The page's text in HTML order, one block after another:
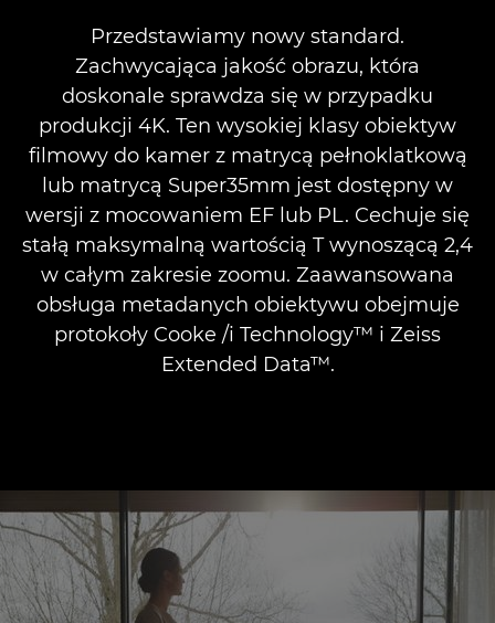
ELASTYCZNY ZAKRES ZOOMU
Przedstawiamy nowy standard.
Zachwycająca jakość obrazu, która
doskonale sprawdza się w przypadku
produkcji 4K. Ten wysokiej klasy obiektyw
filmowy do kamer z matrycą pełnoklatkową
lub matrycą Super35mm jest dostępny w
wersji z mocowaniem EF lub PL. Cechuje się
stałą maksymalną wartością T wynoszącą 2,4
w całym zakresie zoomu. Zaawansowana
obsługa metadanych obiektywu obejmuje
protokoły Cooke /i Technology™ i Zeiss
Extended Data™.